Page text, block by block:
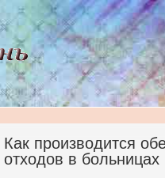
Как производится
отходов в больницах